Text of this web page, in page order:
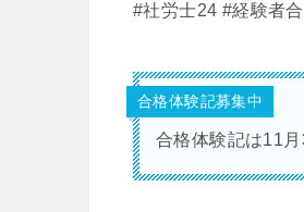
#社労士24 #経験者
合格体験記募集中
合格体験記は11